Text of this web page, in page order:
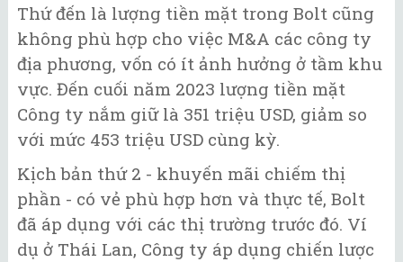
Thứ đến là lượng tiền mặt trong Bolt cũng
không phù hợp cho việc M&A các công ty
địa phương, vốn có ít ảnh hưởng ở tầm khu
vực. Đến cuối năm 2023 lượng tiền mặt
Công ty nắm giữ là 351 triệu USD, giảm so
với mức 453 triệu USD cùng kỳ.
Kịch bản thứ 2 - khuyến mãi chiếm thị
phần - có vẻ phù hợp hơn và thực tế, Bolt
đã áp dụng với các thị trường trước đó. Ví
dụ ở Thái Lan, Công ty áp dụng chiến lược